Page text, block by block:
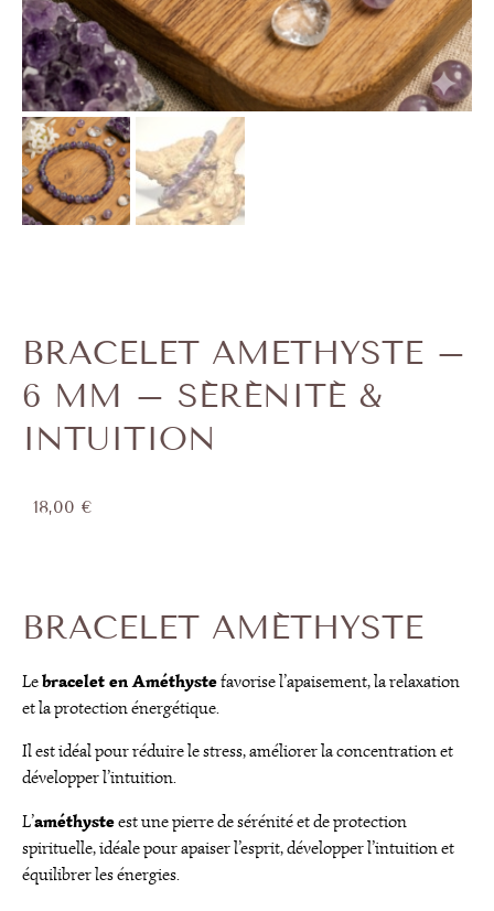
BRACELET AMETHYSTE –
6 MM – SÉRÉNITÉ &
INTUITION
18,00 €
BRACELET AMÉTHYSTE
Lebracelet en Améthystefavorise l’apaisement, la relaxation
et la protection énergétique.
Il est idéal pour réduire le stress, améliorer la concentration et
développer l’intuition.
L’améthysteest une pierre de sérénité et de protection
spirituelle, idéale pour apaiser l’esprit, développer l’intuition et
équilibrer les énergies.